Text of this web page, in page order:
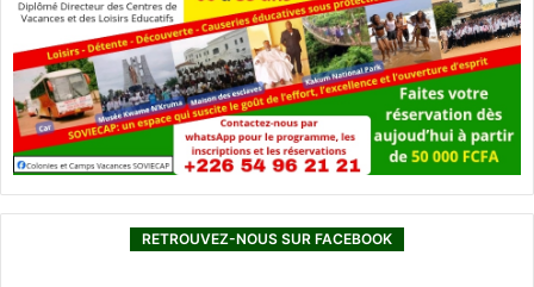
RETROUVEZ-NOUS SUR FACEBOOK